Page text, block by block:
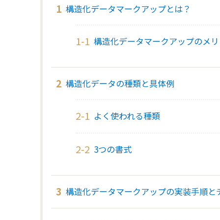
構造化データマークアップとは？
構造化データマークアップのメ
構造化データの種類と具体例
よく使われる種類
3つの書式
構造化データマークアップの実装手順と